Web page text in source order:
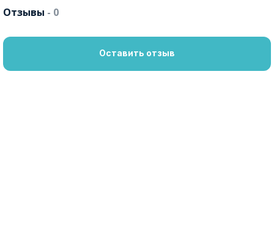
Отзывы - 0
Оставить отзыв